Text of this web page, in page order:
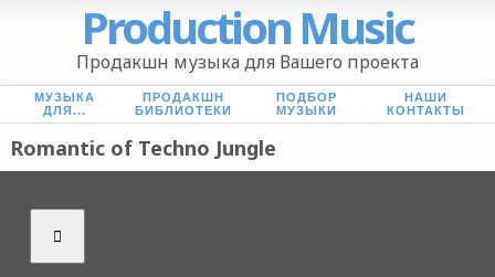
Production Music
Продакшн музыка для Вашего проекта
МУЗЫКА
ДЛЯ...
ПРОДАКШН
БИБЛИОТЕКИ
ПОДБОР
МУЗЫКИ
НАШИ
КОНТАКТЫ
Romantic of Techno Jungle